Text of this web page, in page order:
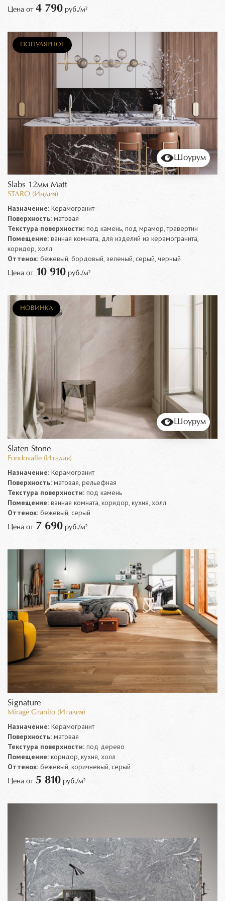
Цена от 4 790 руб./м²
ПОПУЛЯРНОЕ
Шоурум
Slabs 12мм Matt
STARO (Индия)
Назначение: Керамогранит
Поверхность: матовая
Текстура поверхности: под камень, под мрамор, травертин
Помещение: ванная комната, для изделий из керамогранита,
коридор, холл
Оттенок: бежевый, бордовый, зеленый, серый, черный
Цена от 10 910 руб./м²
НОВИНКА
Шоурум
Slaten Stone
Fondovalle (Италия)
Назначение: Керамогранит
Поверхность: матовая, рельефная
Текстура поверхности: под камень
Помещение: ванная комната, коридор, кухня, холл
Оттенок: бежевый, серый
Цена от 7 690 руб./м²
Signature
Mirage Granito (Италия)
Назначение: Керамогранит
Поверхность: матовая
Текстура поверхности: под дерево
Помещение: коридор, кухня, холл
Оттенок: бежевый, коричневый, серый
Цена от 5 810 руб./м²